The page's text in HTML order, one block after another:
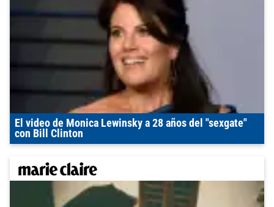
El video de Monica Lewinsky a 28 años del "sexgate"
con Bill Clinton